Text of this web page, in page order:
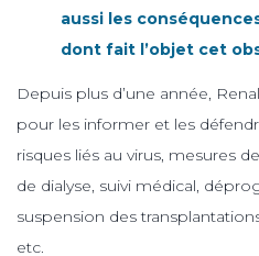
aussi les
dont fait l’objet cet
Depuis plus d’une année,
pour les informer et les
risques liés au virus, mesures
de dialyse, suivi médical,
suspension des
etc.